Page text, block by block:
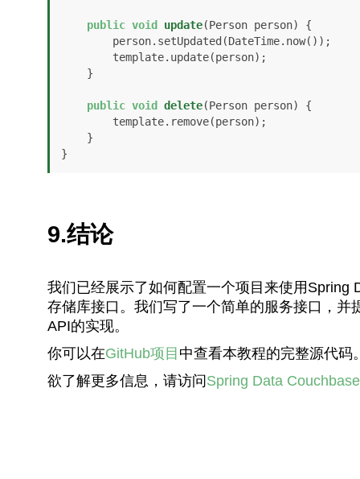
public void update(Person person)
{
public void delete(Person person)
{
}
9.结论
我们已经展示了如何配置一个项目来使用Spring
存储库接口。我们写了一个简单的服务接口，
API的实现。
你可以在GitHub项目 中查看本教程的完整源代码
欲了解更多信息，请访问Spring Data Couchbase